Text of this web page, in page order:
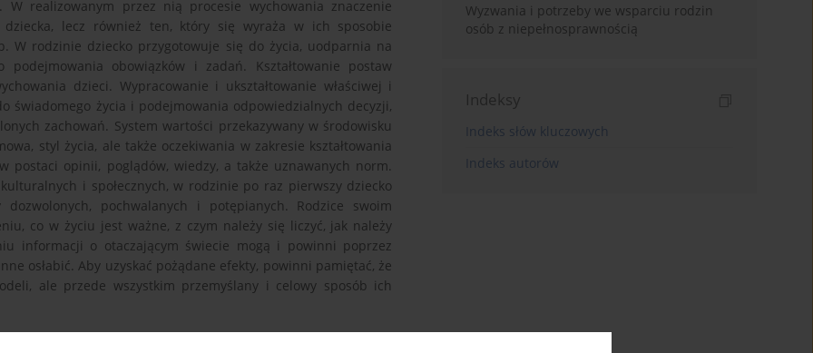
realizowanym przez nią procesie wychowania znaczenie
lecz również ten, który się wyraża w ich sposobie
W rodzinie dziecko przygotowuje się do życia, uodparnia na
obowiązków i zadań. Kształtowanie postaw
dzieci. Wypracowanie i ukształtowanie właściwej i
świadomego życia i podejmowania odpowiedzialnych decyzji,
zachowań. System wartości przekazywany w środowisku
styl życia, ale także oczekiwania w zakresie kształtowania
postaci opinii, poglądów, wiedzy, a także uznawanych norm.
i społecznych, w rodzinie po raz pierwszy dziecko
pochwalanych i potępianych. Rodzice swoim
co w życiu jest ważne, z czym należy się liczyć, jak należy
informacji o otaczającym świecie mogą i powinni poprzez
osłabić. Aby uzyskać pożądane efekty, powinni pamiętać, że
ale przede wszystkim przemyślany i celowy sposób ich
Wyzwania i potrzeby we wsparciu rodzin
osób z niepełnosprawnością
Indeksy
Indeks słów kluczowych
Indeks autorów